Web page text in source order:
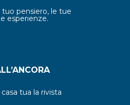
tuo pensiero, le tue
esperienze.
tua la rivista